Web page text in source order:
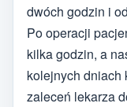
dwóch godzin i
Po operacji
kilka godzin, a
kolejnych dniach
zaleceń lekarza